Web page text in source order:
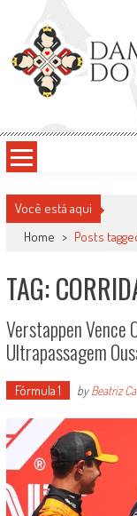
content
Damas do
Você está aqui
Home > Posts
TAG:
Verstappen Vence
Ultrapassagem
Fórmula 1 byBeatriz